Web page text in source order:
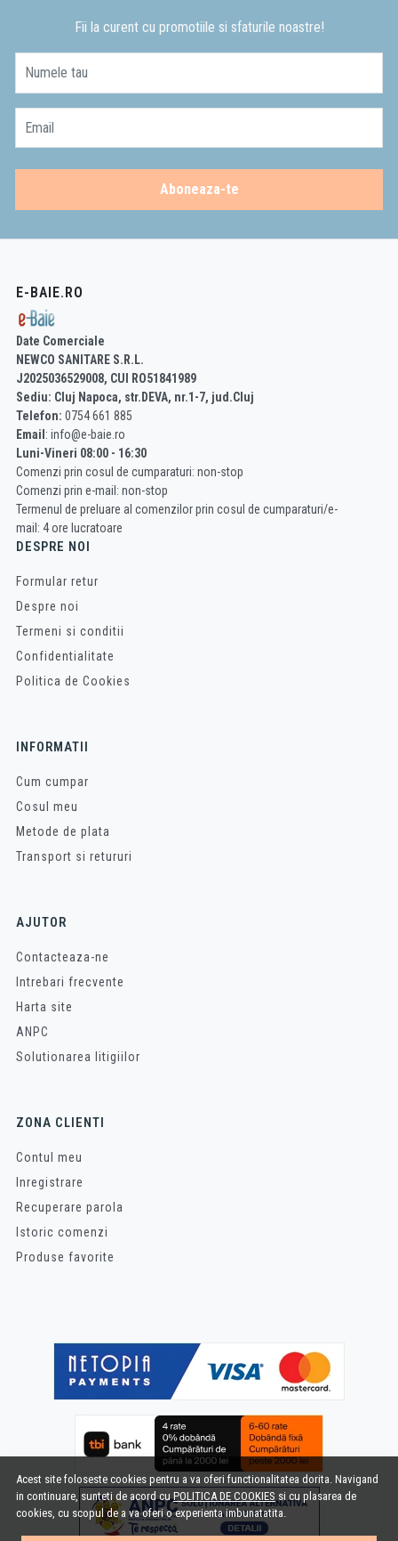
Acest site foloseste cookies pentru a va oferi functionalitatea dorita. Navigand
in continuare, sunteti de acord cuPOLITICA DE COOKIES si cu plasarea de
cookies, cu scopul de a va oferi o experienta imbunatatita.
Fii la curent cu promotiile si sfaturile noastre!
Numele tau
Email
Aboneaza-te
E-BAIE.RO
Date Comerciale
NEWCO SANITARE S.R.L.
J2025036529008, CUI RO51841989
Sediu: Cluj Napoca, str.DEVA, nr.1-7, jud.Cluj
Telefon: 0754 661 885
Email : info@e-baie.ro
Luni-Vineri 08:00 - 16:30
Comenzi prin cosul de cumparaturi: non-stop
Comenzi prin e-mail: non-stop
Termenul de preluare al comenzilor prin cosul de cumparaturi/e-
mail: 4 ore lucratoare
DESPRE NOI
Formular retur
Despre noi
Termeni si conditii
Confidentialitate
Politica de Cookies
INFORMATII
Cum cumpar
Cosul meu
Metode de plata
Transport si retururi
AJUTOR
Contacteaza-ne
Intrebari frecvente
Harta site
ANPC
Solutionarea litigiilor
ZONA CLIENTI
Contul meu
Inregistrare
Recuperare parola
Istoric comenzi
Produse favorite